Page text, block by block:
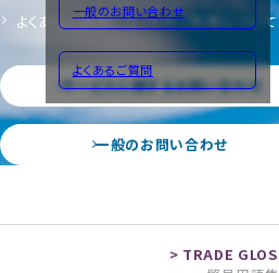
一般のお問い合わせ
よくあるご質問
よくあるご質問 サイトのご利用について
サービスに関するお問い合わせ
一般のお問い合わせ